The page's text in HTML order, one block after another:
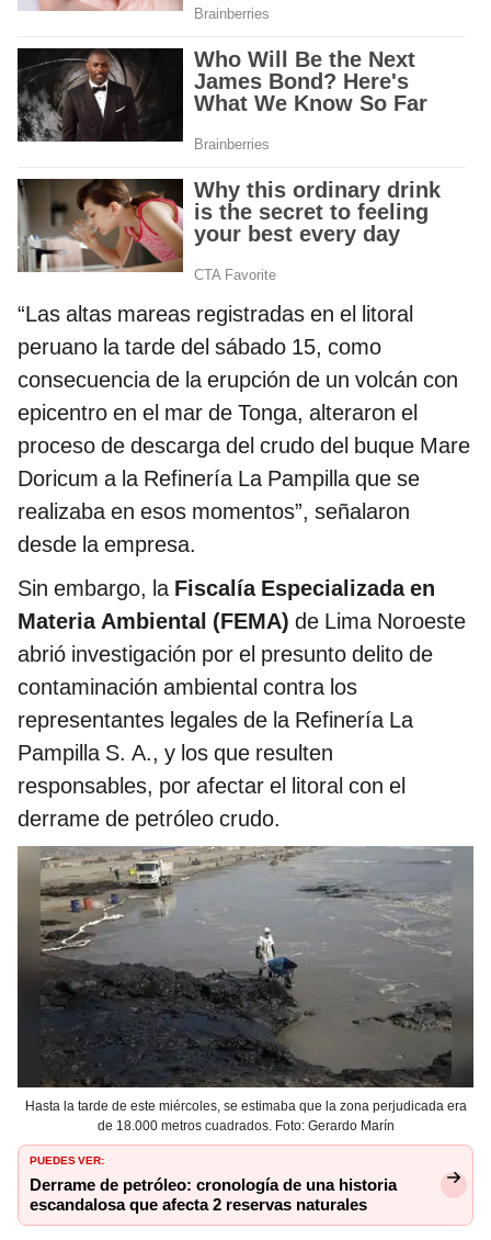
“Las altas mareas registradas en el litoral
peruano la tarde del sábado 15, como
consecuencia de la erupción de un volcán con
epicentro en el mar de Tonga, alteraron el
proceso de descarga del crudo del buque Mare
Doricum a la Refinería La Pampilla que se
realizaba en esos momentos”, señalaron
desde la empresa.
Sin embargo, laFiscalía Especializada en
Materia Ambiental (FEMA) de Lima Noroeste
abrió investigación por el presunto delito de
contaminación ambiental contra los
representantes legales de la Refinería La
Pampilla S. A., y los que resulten
responsables, por afectar el litoral con el
derrame de petróleo crudo.
Hasta la tarde de este miércoles, se estimaba que la zona perjudicada era
de 18.000 metros cuadrados. Foto: Gerardo Marín
PUEDES VER:
Derrame de petróleo: cronología de una historia
escandalosa que afecta 2 reservas naturales